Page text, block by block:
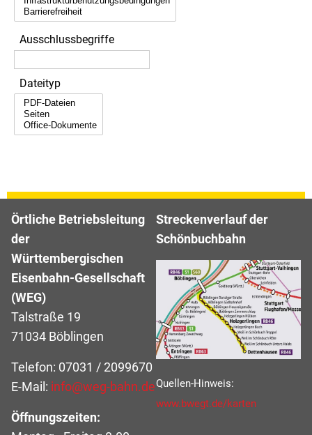
Ausschlussbegriffe
Dateityp
Örtliche Betriebsleitung
der
Württembergischen
Eisenbahn-Gesellschaft
(WEG)
Talstraße 19
71034 Böblingen
Telefon: 07031 / 2099670
E-Mail: info@weg-bahn.de
Öffnungszeiten:
Streckenverlauf der
Schönbuchbahn
Quellen-Hinweis:
www.bwegt.de/karten